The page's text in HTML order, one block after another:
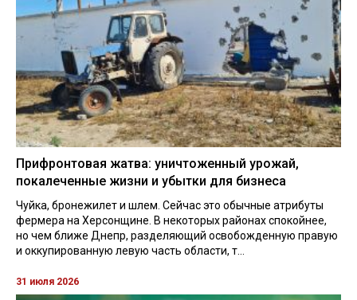
Прифронтовая жатва: уничтоженный урожай,
покалеченные жизни и убытки для бизнеса
Чуйка, бронежилет и шлем. Сейчас это обычные атрибуты
фермера на Херсонщине. В некоторых районах спокойнее,
но чем ближе Днепр, разделяющий освобожденную правую
и оккупированную левую часть области, т...
31 июля 2026